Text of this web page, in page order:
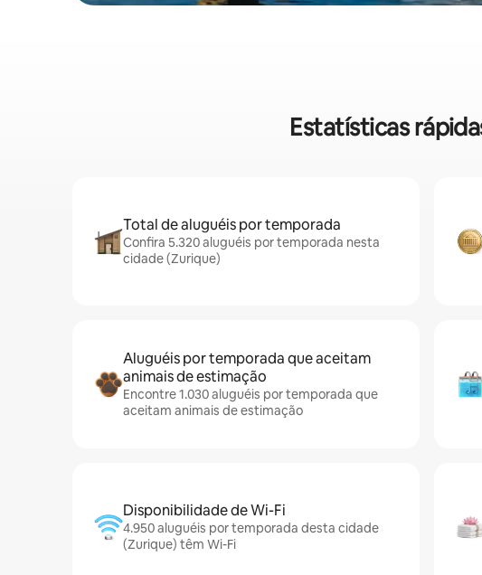
Estatísticas
Total de aluguéis por temporada
Confira 5.320 aluguéis por temporada nesta
cidade (Zurique)
Aluguéis por temporada que aceitam
animais de estimação
Encontre 1.030 aluguéis por temporada que
aceitam animais de estimação
Disponibilidade de Wi-Fi
4.950 aluguéis por temporada desta cidade
(Zurique) têm Wi-Fi